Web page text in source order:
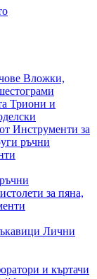
Вложки,
Триони и
Инструменти за
ръчни
за пяна,
Лични
и къртачи